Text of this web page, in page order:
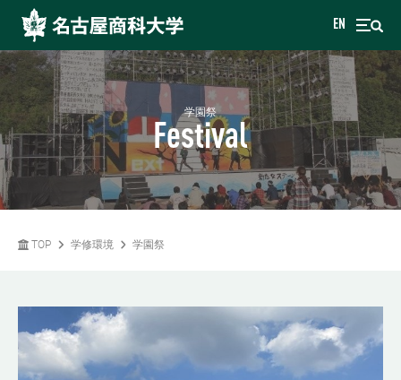
EN
学園祭
Festival
TOP 学修環境 学園祭